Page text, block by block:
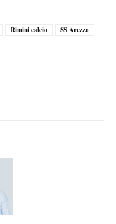
Rimini calcio SS Arezzo